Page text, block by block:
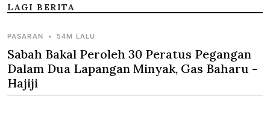
LAGI BERITA
PASARAN • 54M LALU
Sabah Bakal Peroleh 30 Peratus Pegangan
Dalam Dua Lapangan Minyak, Gas Baharu -
Hajiji